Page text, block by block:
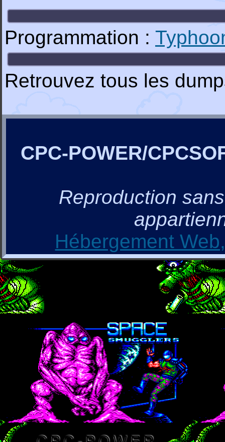
Programmation :
Retrouvez tous les
CPC-POWER/
Reproduction
Hébergement